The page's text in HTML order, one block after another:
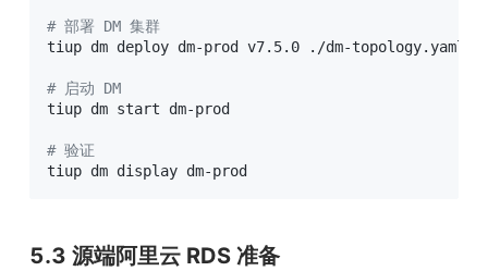
# 部署 DM 集群
tiup dm deploy dm-prod v7.5.0 ./dm-topology.yaml
# 启动 DM
tiup dm start dm-prod
# 验证
tiup dm display dm-prod
5.3 源端阿里云 RDS 准备